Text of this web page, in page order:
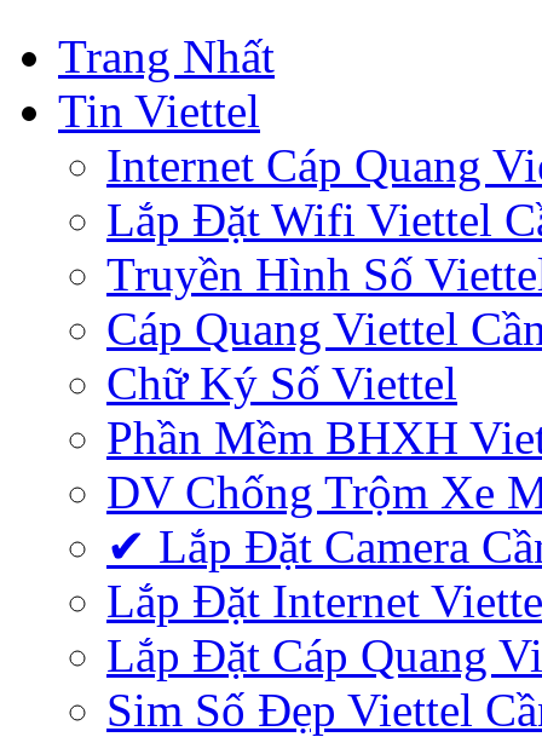
Trang Nhất
Tin Viettel
Internet Cáp Quang
Lắp Đặt Wifi Viettel
Truyền Hình Số
Cáp Quang Viettel
Chữ Ký Số Viettel
Phần Mềm BHXH
DV Chống Trộm Xe
✔‎ Lắp Đặt Camera
Lắp Đặt Internet
Lắp Đặt Cáp Quang
Sim Số Đẹp Viettel